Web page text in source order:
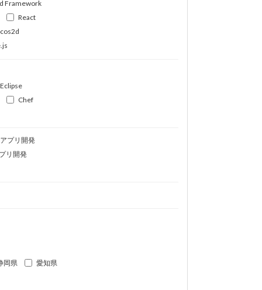
Framework
React
Eclipse
Chef
プリ開発
リ開発
岡県
愛知県